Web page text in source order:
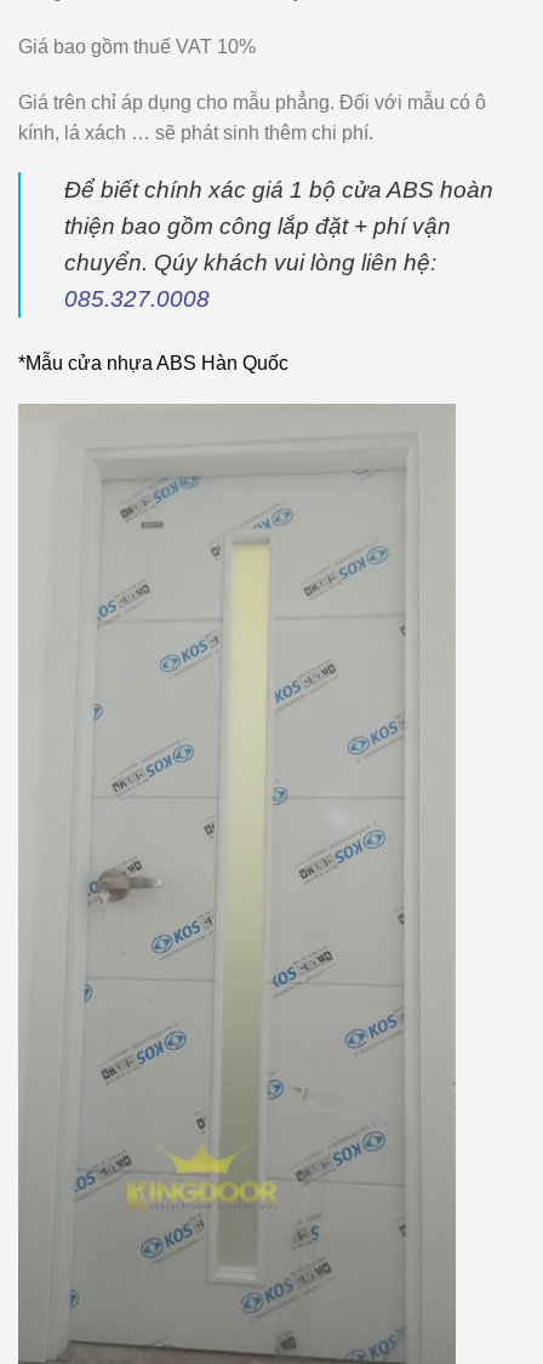
Giá bao gồm thuế VAT 10%
Giá trên chỉ áp dụng cho mẫu phẳng. Đối với mẫu có ô
kính, lá xách … sẽ phát sinh thêm chi phí.
Để biết chính xác giá 1 bộ cửa ABS hoàn
thiện bao gồm công lắp đặt + phí vận
chuyển. Qúy khách vui lòng liên hệ:
085.327.0008
*Mẫu cửa nhựa ABS Hàn Quốc